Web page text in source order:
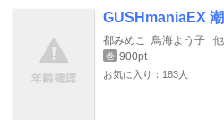
GUSHmaniaEX
都みめこ 鳥海よう子 他
巻 900pt
お気に入り：183人